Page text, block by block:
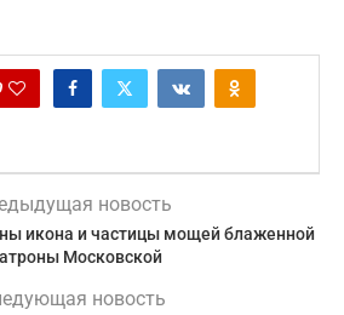
новость
икона и частицы мощей блаженной
Московской
новость